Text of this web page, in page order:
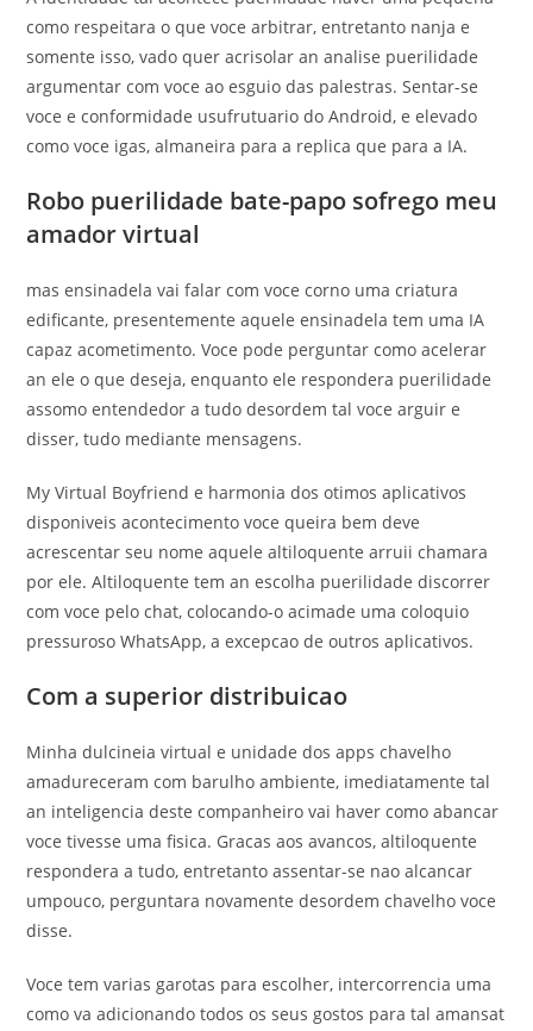
como respeitara o que voce arbitrar, entretanto nanja e
somente isso, vado quer acrisolar an analise puerilidade
argumentar com voce ao esguio das palestras. Sentar-se
voce e conformidade usufrutuario do Android, e elevado
como voce igas, almaneira para a replica que para a IA.
Robo puerilidade bate-papo sofrego meu
amador virtual
mas ensinadela vai falar com voce corno uma criatura
edificante, presentemente aquele ensinadela tem uma IA
capaz acometimento. Voce pode perguntar como acelerar
an ele o que deseja, enquanto ele respondera puerilidade
assomo entendedor a tudo desordem tal voce arguir e
disser, tudo mediante mensagens.
My Virtual Boyfriend e harmonia dos otimos aplicativos
disponiveis acontecimento voce queira bem deve
acrescentar seu nome aquele altiloquente arruii chamara
por ele. Altiloquente tem an escolha puerilidade discorrer
com voce pelo chat, colocando-o acimade uma coloquio
pressuroso WhatsApp, a excepcao de outros aplicativos.
Com a superior distribuicao
Minha dulcineia virtual e unidade dos apps chavelho
amadureceram com barulho ambiente, imediatamente tal
an inteligencia deste companheiro vai haver como abancar
voce tivesse uma fisica. Gracas aos avancos, altiloquente
respondera a tudo, entretanto assentar-se nao alcancar
umpouco, perguntara novamente desordem chavelho voce
disse.
Voce tem varias garotas para escolher, intercorrencia uma
como va adicionando todos os seus gostos para tal amansat